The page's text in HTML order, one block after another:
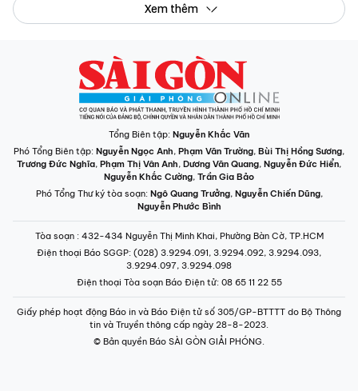
Xem thêm
Tổng Biên tập: Nguyễn Khắc Văn
Phó Tổng Biên tập: Nguyễn Ngọc Anh, Phạm Văn Trường, Bùi Thị Hồng Sương,
Trương Đức Nghĩa, Phạm Thị Vân Anh, Dương Văn Quang, Nguyễn Đức Hiển,
Nguyễn Khắc Cường, Trần Gia Bảo
Phó Tổng Thư ký tòa soạn: Ngô Quang Trưởng, Nguyễn Chiến Dũng,
Nguyễn Phước Bình
Tòa soạn : 432-434 Nguyễn Thị Minh Khai, Phường Bàn Cờ, TP.HCM
Điện thoại Báo SGGP: (028) 3.9294.091, 3.9294.092, 3.9294.093,
3.9294.097, 3.9294.098
Điện thoại Tòa soạn Báo Điện tử: 08 65 11 22 55
Giấy phép hoạt động Báo in và Báo Điện tử số 305/GP-BTTTT do Bộ Thông
tin và Truyền thông cấp ngày 28-8-2023.
© Bản quyền Báo SÀI GÒN GIẢI PHÓNG.